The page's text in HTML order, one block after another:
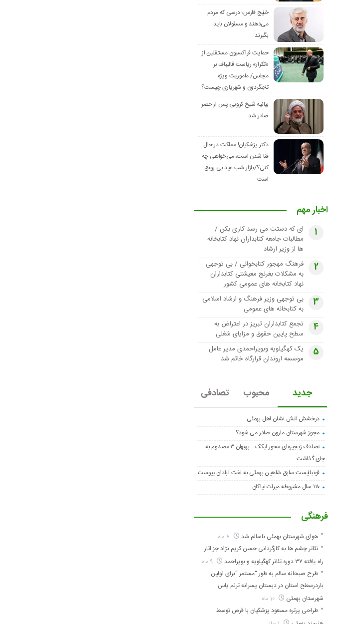
خلیج فارس؛ درسی که مردم
می‌دهند و مسئولان باید
بگیرند
حمایت فراکسیون مستقلین از
«تکرار» ریاست قالیباف بر
مجلس/ ماموریت ویژه
تاجگردون و شهریاری چیست؟
بیانیه شیخ کروبی پس از حصر
صادر شد
دکتر پزشکیان! مملکت در حال
فنا شدن است، می‌خواهی چه
کنی؟/بازار شب عید بی رونق
است
اخبار مهم
1
ای که دستت می رسد کاری بکن /
مطالبات جامعه کتابداران نهاد کتابخانه
ها از وزیر ارشاد
2
فرهنگ مهجور کتابخوانی / بی توجهی
به مشکلات بغرنج معیشتی کتابداران
نهاد کتابخانه های عمومی کشور
3
بی توجهی وزیر فرهنگ و ارشاد اسلامی
به کتابخانه های عمومی
4
تجمع کتابداران تبریز در اعتراض به
سطح پایین حقوق و مزایای شغلی
5
یک کهگیلویه وبویراحمدی مدیر عامل
موسسه اروندان قرارگاه خاتم شد
جدید محبوب تصادفی
درخشش آتش نشان اهل بهمئی
مجوز شهرستان مارون صادر می شود؟
تصادف زنجیره‌ای محور لیکک – بهبهان ۳ مصدوم به
جای گذاشت
فوتبالیست سابق شاهین بهمئی به نفت آبادان پیوست
۱۲۰ سال مشروطه میراث نیاکان
فرهنگی
هوای شهرستان بهمئی ناسالم شد
تئاتر چشم ها به کارگردانی حسن کریم نژاد جز اثار
راه یافته ۳۷ دوره تئاتر کهگیلویه و بویراحمد
طرح صبحانه سالم به طور “مستمر “برای اولین
باردرسطح استان در دبستان پسرانه ترنم یاس
شهرستان بهمئی
طراحی پرتره مسعود پزشکیان با قرص توسط